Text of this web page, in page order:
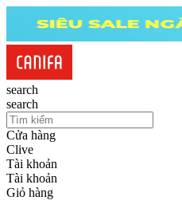
search
search
Cửa hàng
Clive
Tài khoản
Tài khoản
Giỏ hàng